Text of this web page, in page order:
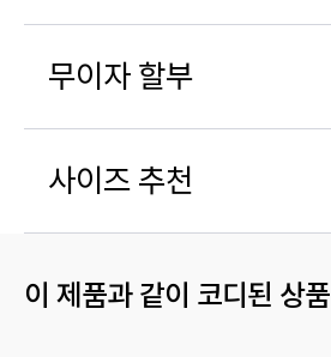
무이자 할부
사이즈 추천
이 제품과 같이 코디된 상품